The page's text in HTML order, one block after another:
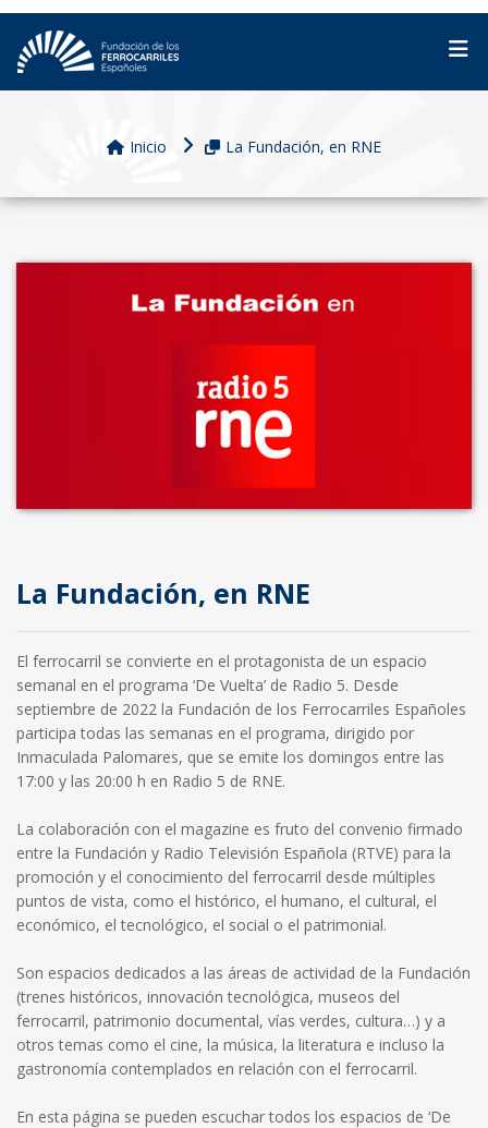
Inicio La Fundación, en RNE
La Fundación, en RNE
El ferrocarril se convierte en el protagonista de un espacio
semanal en el programa ‘De Vuelta’ de Radio 5. Desde
septiembre de 2022 la Fundación de los Ferrocarriles Españoles
participa todas las semanas en el programa, dirigido por
Inmaculada Palomares, que se emite los domingos entre las
17:00 y las 20:00 h en Radio 5 de RNE.
La colaboración con el magazine es fruto del convenio firmado
entre la Fundación y Radio Televisión Española (RTVE) para la
promoción y el conocimiento del ferrocarril desde múltiples
puntos de vista, como el histórico, el humano, el cultural, el
económico, el tecnológico, el social o el patrimonial.
Son espacios dedicados a las áreas de actividad de la Fundación
(trenes históricos, innovación tecnológica, museos del
ferrocarril, patrimonio documental, vías verdes, cultura…) y a
otros temas como el cine, la música, la literatura e incluso la
gastronomía contemplados en relación con el ferrocarril.
En esta página se pueden escuchar todos los espacios de ‘De